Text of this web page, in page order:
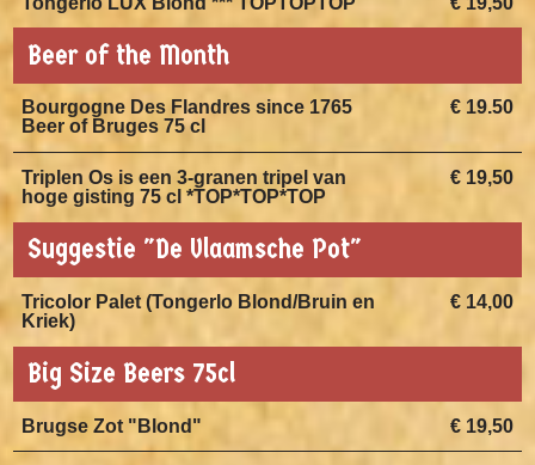
Beer of the Month
€ 19.50
Bourgogne Des Flandres since 1765
Beer of Bruges 75 cl
€ 19,50
Triplen Os is een 3-granen tripel van
hoge gisting 75 cl *TOP*TOP*TOP
Suggestie "De Vlaamsche Pot"
€ 14,00
Tricolor Palet (Tongerlo Blond/Bruin en
Kriek)
Big Size Beers 75cl
€ 19,50
Brugse Zot "Blond"